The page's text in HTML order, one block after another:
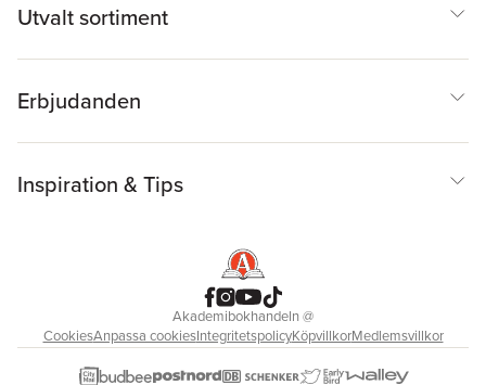
Utvalt sortiment
Erbjudanden
Inspiration & Tips
Akademibokhandeln@
CookiesAnpassa cookiesIntegritetspolicyKöpvillkorMedlemsvillkor